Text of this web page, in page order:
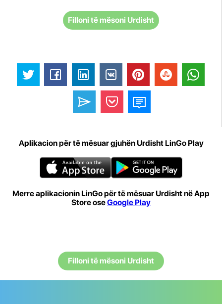
Filloni të mësoni Urdisht
Aplikacion për të mësuar gjuhën Urdisht LinGo Play
Merre aplikacionin LinGo për të mësuar Urdisht në App
Store oseGoogle Play
Filloni të mësoni Urdisht